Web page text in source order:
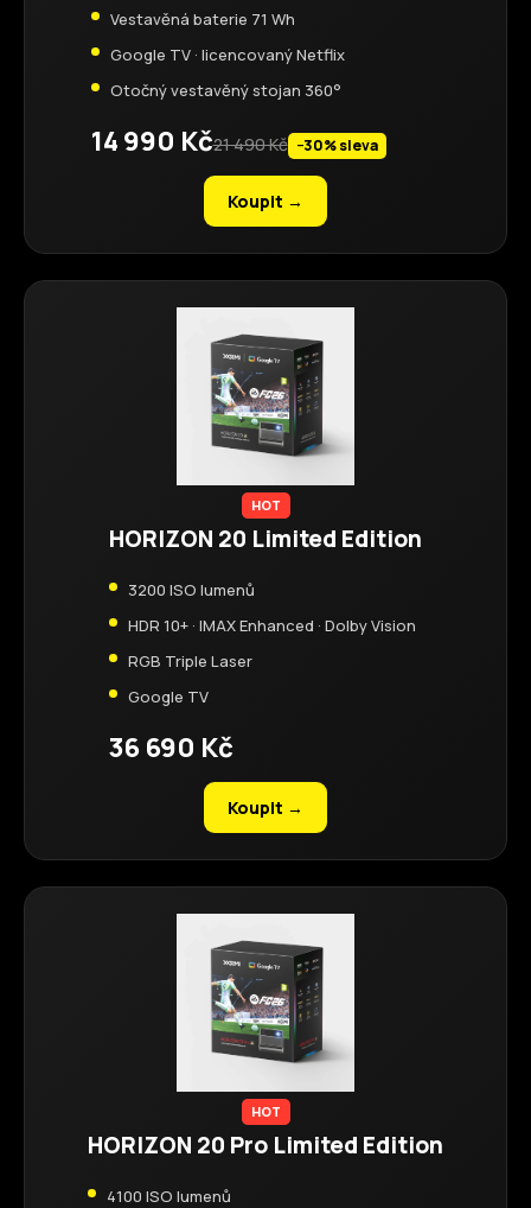
Vestavěná baterie 71 Wh
Google TV · licencovaný Netflix
Otočný vestavěný stojan 360°
14 990 Kč21 490 Kč −30% sleva
Koupit →
HOT
HORIZON 20 Limited Edition
3200 ISO lumenů
HDR 10+ · IMAX Enhanced · Dolby Vision
RGB Triple Laser
Google TV
36 690 Kč
Koupit →
HOT
HORIZON 20 Pro Limited Edition
4100 ISO lumenů